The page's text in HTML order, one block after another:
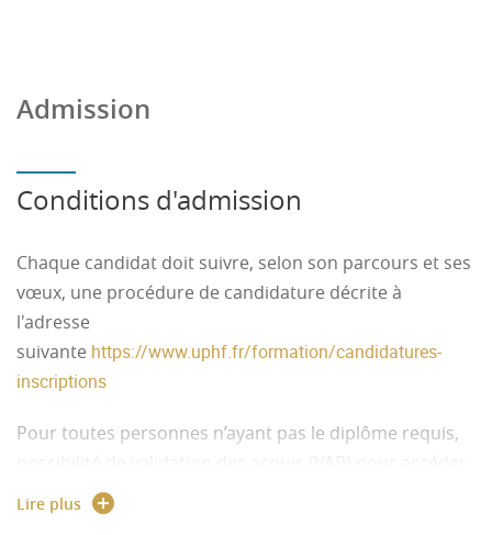
Admission
Conditions d'admission
Chaque candidat doit suivre, selon son parcours et ses
vœux, une procédure de candidature décrite à
l'adresse
suivante https://www.uphf.fr/formation/candidatures-
inscriptions
Pour toutes personnes n’ayant pas le diplôme requis,
à la formation. Possibilité de validation des acquis de
l’expérience VAE pour obtenir tout ou une partie du
Lire plus